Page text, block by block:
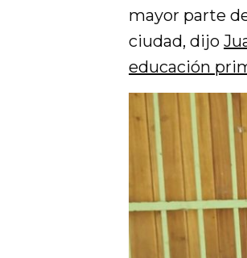
mayor parte
ciudad, dijo
educación